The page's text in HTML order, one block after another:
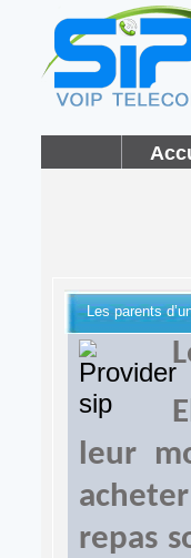
Les parents
leur
repas